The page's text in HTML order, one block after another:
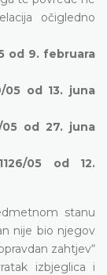
očigledno
od 9. februara
05 od 13. juna
05 od 27. juna
05 od 12.
stanu
nije bio njegov
zahtjev“
izbjeglica i